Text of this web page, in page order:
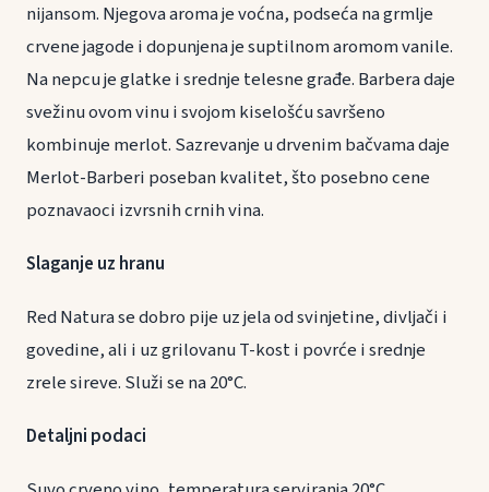
nijansom. Njegova aroma je voćna, podseća na grmlje
crvene jagode i dopunjena je suptilnom aromom vanile.
Na nepcu je glatke i srednje telesne građe. Barbera daje
svežinu ovom vinu i svojom kiselošću savršeno
kombinuje merlot. Sazrevanje u drvenim bačvama daje
Merlot-Barberi poseban kvalitet, što posebno cene
poznavaoci izvrsnih crnih vina.
Slaganje uz hranu
Red Natura se dobro pije uz jela od svinjetine, divljači i
govedine, ali i uz grilovanu T-kost i povrće i srednje
zrele sireve. Služi se na 20°C.
Detaljni podaci